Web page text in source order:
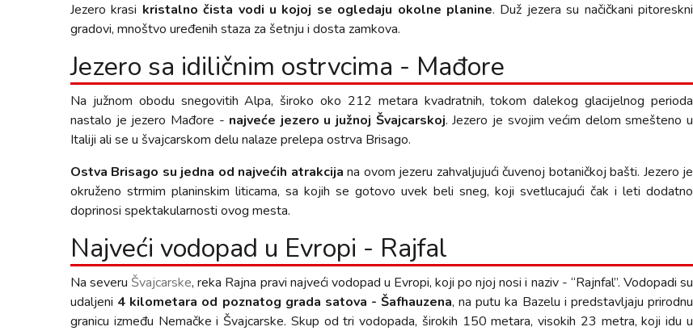
Jezero krasi kristalno čista vodi u kojoj se ogledaju okolne planine. Duž jezera su načičkani pitoreskni
gradovi, mnoštvo uređenih staza za šetnju i dosta zamkova.
Jezero sa idiličnim ostrvcima - Mađore
Na južnom obodu snegovitih Alpa, široko oko 212 metara kvadratnih, tokom dalekog glacijelnog perioda
nastalo je jezero Mađore - najveće jezero u južnoj Švajcarskoj. Jezero je svojim većim delom smešteno u
Italiji ali se u švajcarskom delu nalaze prelepa ostrva Brisago.
Ostva Brisago su jedna od najvećih atrakcija na ovom jezeru zahvaljujući čuvenoj botaničkoj bašti. Jezero je
okruženo strmim planinskim liticama, sa kojih se gotovo uvek beli sneg, koji svetlucajući čak i leti dodatno
doprinosi spektakularnosti ovog mesta.
Najveći vodopad u Evropi - Rajfal
Na severu Švajcarske, reka Rajna pravi najveći vodopad u Evropi, koji po njoj nosi i naziv - “Rajnfal”. Vodopadi su
udaljeni 4 kilometara od poznatog grada satova - Šafhauzena, na putu ka Bazelu i predstavljaju prirodnu
granicu između Nemačke i Švajcarske. Skup od tri vodopada, širokih 150 metara, visokih 23 metra, koji idu u